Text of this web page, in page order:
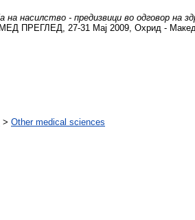
на насилство - предизвици во одговор на
МЕД ПРЕГЛЕД, 27-31 Мај 2009, Охрид -
> Other medical sciences